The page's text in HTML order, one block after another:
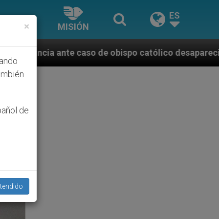
MISIÓN
ES
obispo católico desaparecido por la dictadura
×
de